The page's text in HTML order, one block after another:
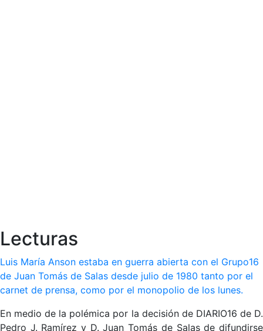
Lecturas
Luis María Anson estaba en guerra abierta con el Grupo16
de Juan Tomás de Salas desde julio de 1980 tanto por el
carnet de prensa, como por el monopolio de los lunes.
En medio de la polémica por la decisión de DIARIO16 de D.
Pedro J. Ramírez y D. Juan Tomás de Salas de difundirse